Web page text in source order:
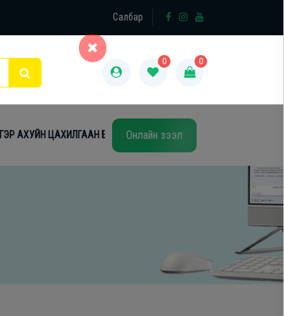
Салбар
0 0
ГЭР АХУЙН ЦАХИЛГААН БАРАА ТАВИЛГА
Онлайн зээл